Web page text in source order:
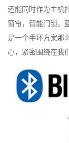
还能同时作为主机
窗帘，智能门锁，
是一个手环方案那
心，紧密围绕在我